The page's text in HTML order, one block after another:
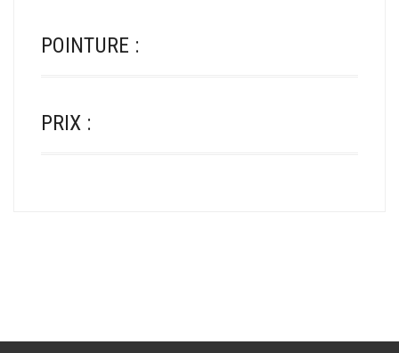
POINTURE :
PRIX :